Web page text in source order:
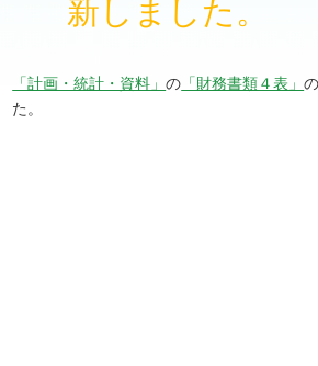
新しました。
「計画・統計・資料」の 「財務書類４表」
た。